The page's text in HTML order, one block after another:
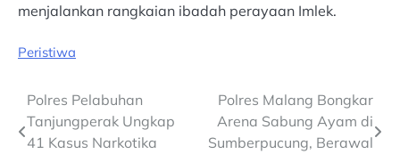
menjalankan rangkaian ibadah perayaan Imlek.
Peristiwa
Post
navigation
Polres Pelabuhan
Tanjungperak Ungkap
41 Kasus Narkotika
Polres Malang Bongkar
Arena Sabung Ayam di
Sumberpucung, Berawal